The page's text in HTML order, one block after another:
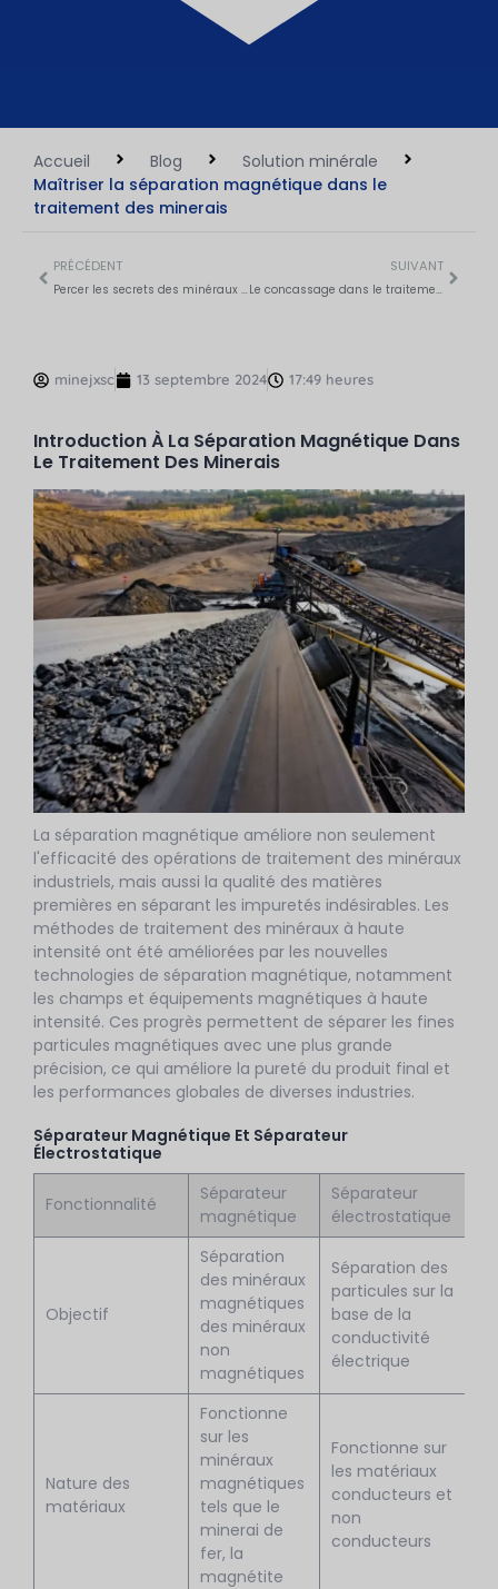
Accueil Blog
Solution minérale
Maîtriser la séparation magnétique dans le
traitement des minerais
PRÉCÉDENT
Percer les secrets des minéraux magnétiques
SUIVANT
Le concassage dans le traitement des minerais : Améliorer la récupération et la qualité du minerai
minejxsc 13 septembre 2024 17:49 heures
Introduction À La Séparation Magnétique Dans
Le Traitement Des Minerais
La séparation magnétique améliore non seulement
l'efficacité des opérations de traitement des minéraux
industriels, mais aussi la qualité des matières
premières en séparant les impuretés indésirables. Les
méthodes de traitement des minéraux à haute
intensité ont été améliorées par les nouvelles
technologies de séparation magnétique, notamment
les champs et équipements magnétiques à haute
intensité. Ces progrès permettent de séparer les fines
particules magnétiques avec une plus grande
précision, ce qui améliore la pureté du produit final et
les performances globales de diverses industries.
Séparateur Magnétique Et Séparateur
Électrostatique
Fonctionnalité
Séparateur
magnétique
Séparateur
électrostatique
Objectif
Séparation
des minéraux
magnétiques
des minéraux
non
magnétiques
Séparation des
particules sur la
base de la
conductivité
électrique
Nature des
matériaux
Fonctionne
sur les
minéraux
magnétiques
tels que le
minerai de
fer, la
magnétite
Fonctionne sur
les matériaux
conducteurs et
non
conducteurs